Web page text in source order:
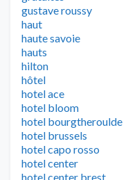
gustave roussy
haut
haute savoie
hauts
hilton
hôtel
hotel ace
hotel bloom
hotel bourgtheroulde
hotel brussels
hotel capo rosso
hotel center
hotel center brest